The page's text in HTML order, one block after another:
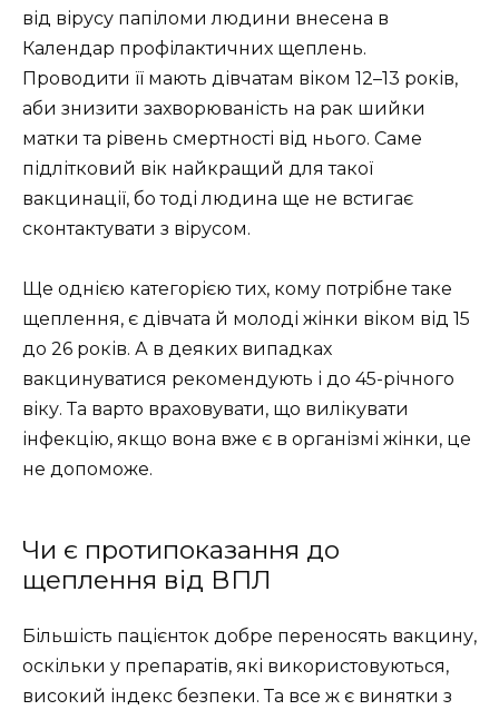
від вірусу папіломи людини внесена в
Календар профілактичних щеплень.
Проводити її мають дівчатам віком 12–13 років,
аби знизити захворюваність на рак шийки
матки та рівень смертності від нього. Саме
підлітковий вік найкращий для такої
вакцинації, бо тоді людина ще не встигає
сконтактувати з вірусом.
Ще однією категорією тих, кому потрібне таке
щеплення, є дівчата й молоді жінки віком від 15
до 26 років. А в деяких випадках
вакцинуватися рекомендують і до 45-річного
віку. Та варто враховувати, що вилікувати
інфекцію, якщо вона вже є в організмі жінки, це
не допоможе.
Чи є протипоказання до
щеплення від ВПЛ
Більшість пацієнток добре переносять вакцину,
оскільки у препаратів, які використовуються,
високий індекс безпеки. Та все ж є винятки з